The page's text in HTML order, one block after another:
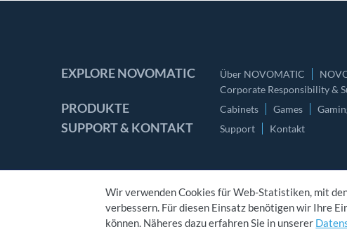
EXPLORE NOVOMATIC Über NOVOMATIC
Corporate Responsibility &
PRODUKTE Cabinets Games
SUPPORT & KONTAKT Support Kontakt
KONTAKT IMPRESSUM AGB DATENSCHUTZ
Wir verwenden Cookies für Web-Statistiken, mit
verbessern. Für diesen Einsatz benötigen wir Ihre
können. Näheres dazu erfahren Sie in unserer